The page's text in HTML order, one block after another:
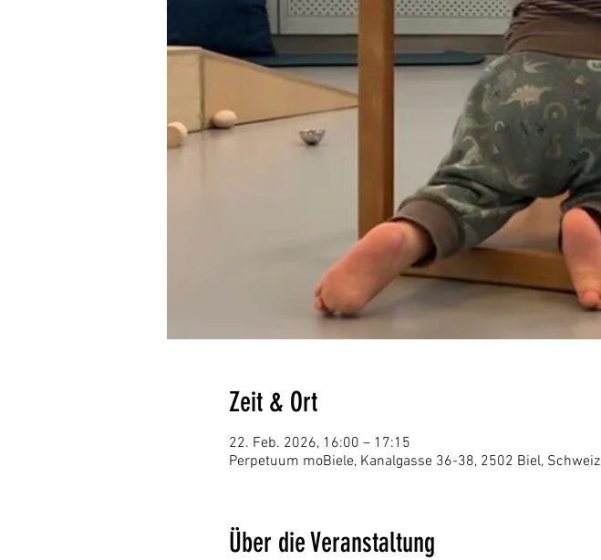
Zeit & Ort
22. Feb. 2026, 16:00 – 17:15
Perpetuum moBiele, Kanalgasse 36-38, 2502 Biel, Schweiz
Über die Veranstaltung